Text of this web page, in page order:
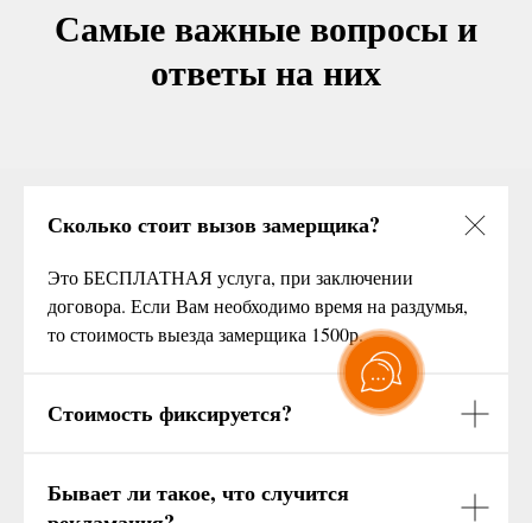
Самые важные вопросы и
ответы на них
Сколько стоит вызов замерщика?
Это БЕСПЛАТНАЯ услуга, при заключении
договора. Если Вам необходимо время на раздумья,
то стоимость выезда замерщика 1500р.
Стоимость фиксируется?
Бывает ли такое, что случится